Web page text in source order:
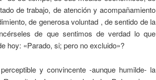
de trabajo, de atención y acompañamiento
de generosa voluntad , de sentido de la
de que sentimos de verdad lo que
hoy: «Parado, si; pero no excluido»?
y convincente -aunque humilde- la